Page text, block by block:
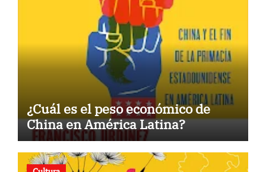
¿Cuál es el peso económico de
China en América Latina?